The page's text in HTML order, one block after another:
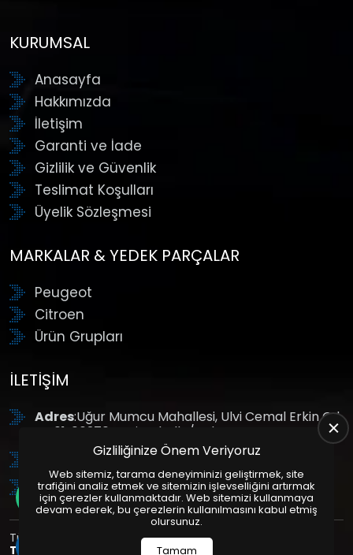
KURUMSAL
Anasayfa
Hakkımızda
İletişim
Garanti ve İade
Gizlilik ve Güvenlik
Teslimat Koşulları
Üyelik Sözleşmesi
MARKALAR & YEDEK PARÇALAR
Peugeot
Citroen
Ürün Grupları
İLETIŞIM
Adres:Uğur Mumcu Mahallesi, Ulvi Cemal Erkin Cd.
No:61, 06370 Yenimahalle/Ankara
: +90 (312) 354 8888
GSM: +90 (532) 343 4085
Tüm Hakları Saklıdır. | Bu site Us Yazılım
Tasarım
Paketleri ile Hazırlanmıştır. © 2025
Gizliliğinize Önem Veriyoruz
Web sitemiz, tarama deneyiminizi geliştirmek, site
trafiğini analiz etmek ve sitemizin işlevselliğini artırmak
için çerezler kullanmaktadır. Web sitemizi kullanmaya
devam ederek, bu çerezlerin kullanılmasını kabul etmiş
olursunuz.
Tamam